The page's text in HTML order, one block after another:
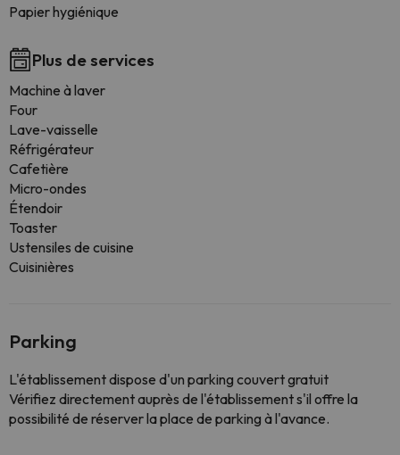
Papier hygiénique
Plus de services
Machine à laver
Four
Lave-vaisselle
Réfrigérateur
Cafetière
Micro-ondes
Étendoir
Toaster
Ustensiles de cuisine
Cuisinières
Parking
L'établissement dispose d'un parking couvert gratuit
Vérifiez directement auprès de l'établissement s'il offre la
possibilité de réserver la place de parking à l'avance.